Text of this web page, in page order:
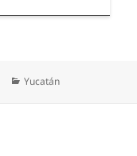
Categorías
Yucatán